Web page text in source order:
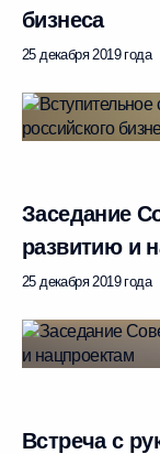
бизнеса
25 декабря 2019 года
Заседание
развитию и
25 декабря 2019 года
Встреча с